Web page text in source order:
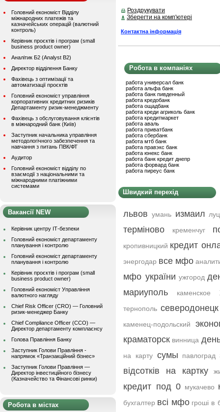
Головний економіст Відділу
міжнародних платежів та
казначейських операцій (валютний
контроль)
Керівник проєктів і програм (small
business product owner)
Аналітик Б2 (Analyst B2)
Директор відділення Банку
Фахівець з оптимізації та
автоматизації проєктів
Головний економіст управління
корпоративних кредитних ризиків
Департаменту ризик-менеджменту
Фахівець з обслуговування клієнтів
в міжнародний банк (Київ)
Заступник начальника управління
методологічного забезпечення та
навчання з питань ПВК/ФТ
Аудитор
Головний економіст відділу по
взаємодії з національними та
міжнародними платіжними
системами
Вакансії NEW
Керівник центру ІТ-безпеки
Головний економіст департаменту
планування і контролю
Головний економіст департаменту
планування і контролю
Керівник проєктів і програм (small
business product owner)
Головний економіст Управління
валютного нагляду
Chief Risk Officer (CRO) — Головний
ризик-менеджер Банку
Chief Compliance Officer (CCO) —
Директор департаменту комплаєнсу
Голова Правління Банку
Заступник Голови Правління -
напрямок «Транзакційний бізнес»
Заступник Голови Правління —
Директор інвестиційного бізнесу
(Казначейство та Фінансові ринки)
Робота в містах
Роздрукувати
Зберегти на комп'ютері
Контактна інформація
Робота в компаніях
работа универсал банк
работа альфа банк
работа банк пивденный
работа кредобанк
работа ощадбанк
работа креди агриколь банк
работа кредитмаркет
работа аваль
работа приватбанк
работа сбербанк
работа мтб банк
работа правэкс банк
работа юнекс банк
работа банк кредит днепр
работа форвард банк
работа пиреус банк
Швидкий перехід
львов умань измаил
терміново кременчуг
кропивницкий кредит
энергодар все мфо
мфо україни ужгород
мариуполь
каменское
тернополь северодонецк
каменец-подольский
краматорск винница
на карту сумы павлоград
відсотків на картку
кредит под 0 мукачево
бухгалтер всі мфо гроші в